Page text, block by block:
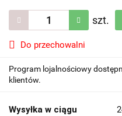
szt.
Do przechowalni
Program lojalnościowy
klientów.
Wysyłka w ciągu